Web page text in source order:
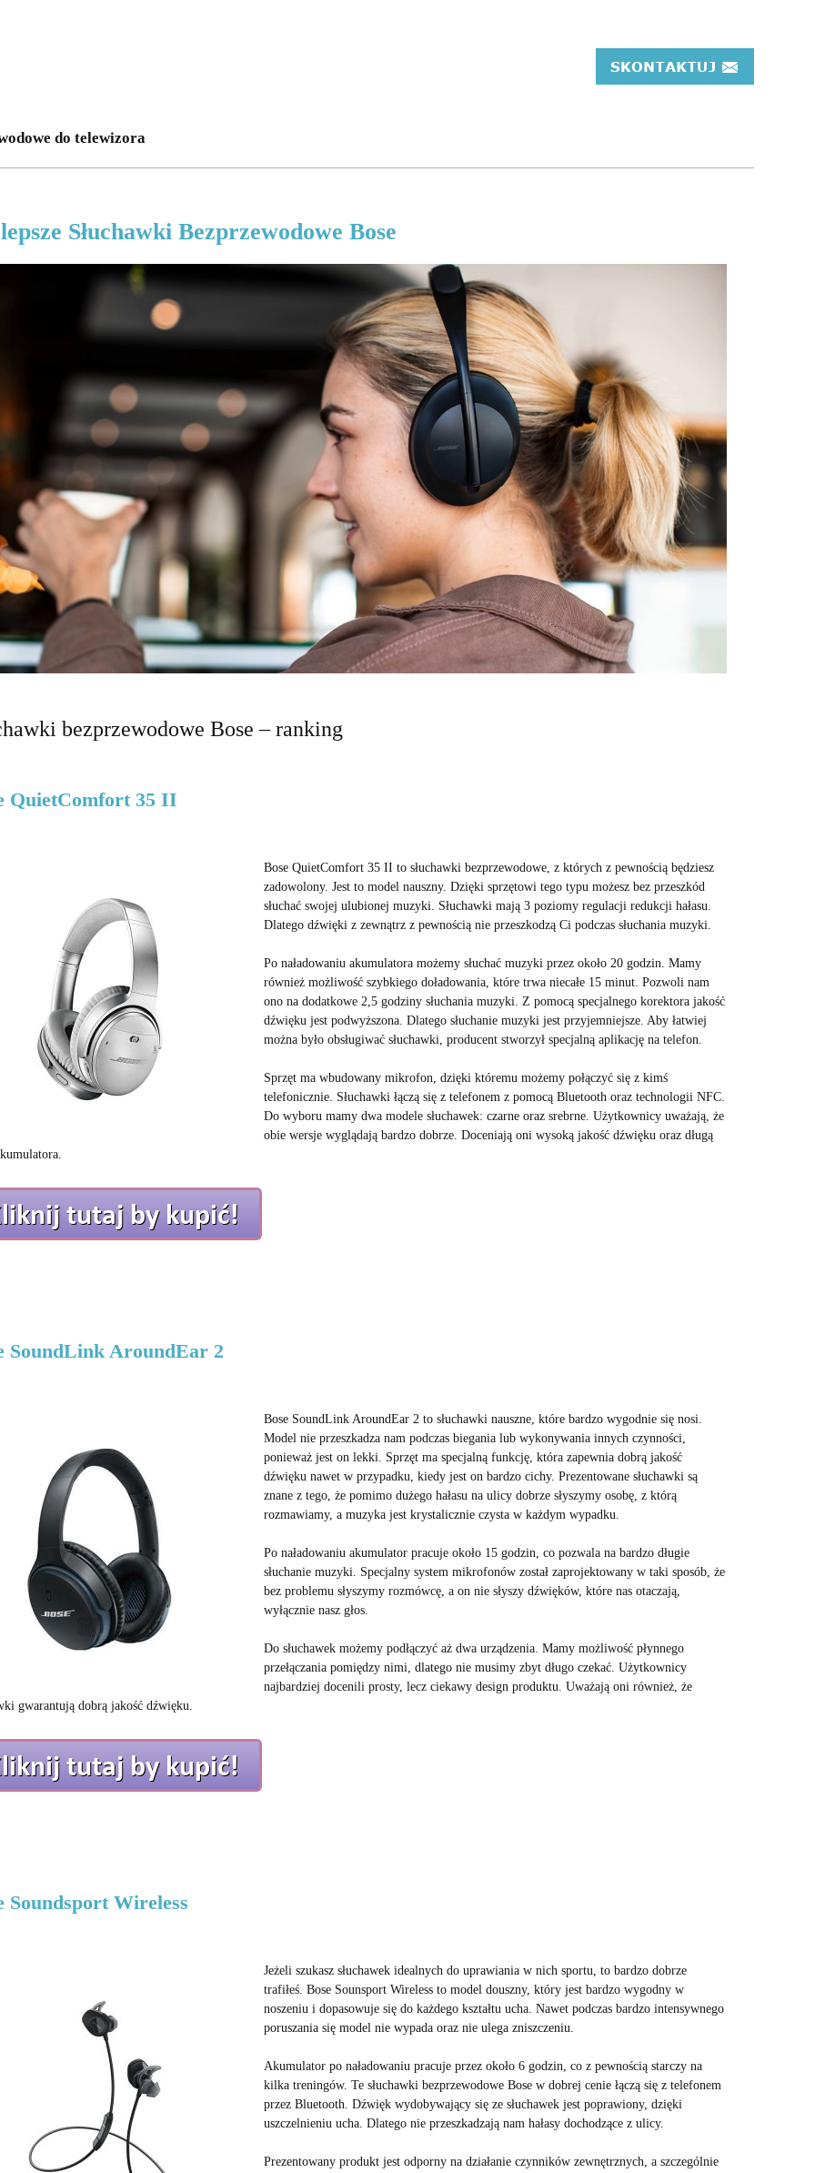
do telewizora
Słuchawki Bezprzewodowe Bose
bezprzewodowe Bose – ranking
QuietComfort 35 II
Bose QuietComfort 35 II to słuchawki bezprzewodowe, z których z pewnością będziesz
zadowolony. Jest to model nauszny. Dzięki sprzętowi tego typu możesz bez przeszkód
słuchać swojej ulubionej muzyki. Słuchawki mają 3 poziomy regulacji redukcji hałasu.
Dlatego dźwięki z zewnątrz z pewnością nie przeszkodzą Ci podczas słuchania muzyki.
Po naładowaniu akumulatora możemy słuchać muzyki przez około 20 godzin. Mamy
również możliwość szybkiego doładowania, które trwa niecałe 15 minut. Pozwoli nam
ono na dodatkowe 2,5 godziny słuchania muzyki. Z pomocą specjalnego korektora jakość
dźwięku jest podwyższona. Dlatego słuchanie muzyki jest przyjemniejsze. Aby łatwiej
można było obsługiwać słuchawki, producent stworzył specjalną aplikację na telefon.
Sprzęt ma wbudowany mikrofon, dzięki któremu możemy połączyć się z kimś
telefonicznie. Słuchawki łączą się z telefonem z pomocą Bluetooth oraz technologii NFC.
Do wyboru mamy dwa modele słuchawek: czarne oraz srebrne. Użytkownicy uważają, że
obie wersje wyglądają bardzo dobrze. Doceniają oni wysoką jakość dźwięku oraz długą
SoundLink AroundEar 2
Bose SoundLink AroundEar 2 to słuchawki nauszne, które bardzo wygodnie się nosi.
Model nie przeszkadza nam podczas biegania lub wykonywania innych czynności,
ponieważ jest on lekki. Sprzęt ma specjalną funkcję, która zapewnia dobrą jakość
dźwięku nawet w przypadku, kiedy jest on bardzo cichy. Prezentowane słuchawki są
znane z tego, że pomimo dużego hałasu na ulicy dobrze słyszymy osobę, z którą
rozmawiamy, a muzyka jest krystalicznie czysta w każdym wypadku.
Po naładowaniu akumulator pracuje około 15 godzin, co pozwala na bardzo długie
słuchanie muzyki. Specjalny system mikrofonów został zaprojektowany w taki sposób, że
bez problemu słyszymy rozmówcę, a on nie słyszy dźwięków, które nas otaczają,
wyłącznie nasz głos.
Do słuchawek możemy podłączyć aż dwa urządzenia. Mamy możliwość płynnego
przełączania pomiędzy nimi, dlatego nie musimy zbyt długo czekać. Użytkownicy
najbardziej docenili prosty, lecz ciekawy design produktu. Uważają oni również, że
gwarantują dobrą jakość dźwięku.
Soundsport Wireless
Jeżeli szukasz słuchawek idealnych do uprawiania w nich sportu, to bardzo dobrze
trafiłeś. Bose Sounsport Wireless to model douszny, który jest bardzo wygodny w
noszeniu i dopasowuje się do każdego kształtu ucha. Nawet podczas bardzo intensywnego
poruszania się model nie wypada oraz nie ulega zniszczeniu.
Akumulator po naładowaniu pracuje przez około 6 godzin, co z pewnością starczy na
kilka treningów. Te słuchawki bezprzewodowe Bose w dobrej cenie łączą się z telefonem
przez Bluetooth. Dźwięk wydobywający się ze słuchawek jest poprawiony, dzięki
uszczelnieniu ucha. Dlatego nie przeszkadzają nam hałasy dochodzące z ulicy.
Prezentowany produkt jest odporny na działanie czynników zewnętrznych, a szczególnie